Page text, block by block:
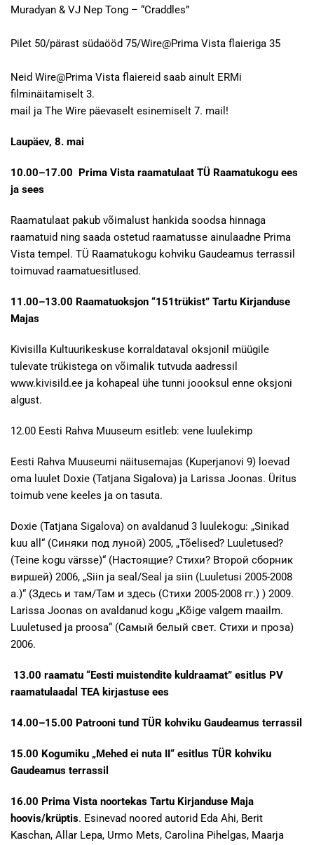
Muradyan & VJ Nep Tong – “Craddles”
Pilet 50/pärast südaööd 75/Wire@Prima Vista flaieriga 35
Neid Wire@Prima Vista flaiereid saab ainult ERMi
filminäitamiselt 3.
mail ja The Wire päevaselt esinemiselt 7. mail!
Laupäev, 8. mai
10.00–17.00 Prima Vista raamatulaat TÜ Raamatukogu ees
ja sees
Raamatulaat pakub võimalust hankida soodsa hinnaga
raamatuid ning saada ostetud raamatusse ainulaadne Prima
Vista tempel. TÜ Raamatukogu kohviku Gaudeamus terrassil
toimuvad raamatuesitlused.
11.00–13.00 Raamatuoksjon “151trükist” Tartu Kirjanduse
Majas
Kivisilla Kultuurikeskuse korraldataval oksjonil müügile
tulevate trükistega on võimalik tutvuda aadressil
www.kivisild.ee ja kohapeal ühe tunni joooksul enne oksjoni
algust.
12.00 Eesti Rahva Muuseum esitleb: vene luulekimp
Eesti Rahva Muuseumi näitusemajas (Kuperjanovi 9) loevad
oma luulet Doxie (Tatjana Sigalova) ja Larissa Joonas. Üritus
toimub vene keeles ja on tasuta.
Doxie (Tatjana Sigalova) on avaldanud 3 luulekogu: „Sinikad
kuu all“ (Синяки под луной) 2005, „Tõelised? Luuletused?
(Teine kogu värsse)“ (Настоящие? Стихи? Второй сборник
виршей) 2006, „Siin ja seal/Seal ja siin (Luuletusi 2005-2008
a.)“ (Здесь и там/Там и здесь (Стихи 2005-2008 гг.) ) 2009.
Larissa Joonas on avaldanud kogu „Kõige valgem maailm.
Luuletused ja proosa“ (Самый белый свет. Стихи и проза)
2006.
13.00 raamatu “Eesti muistendite kuldraamat” esitlus PV
raamatulaadal TEA kirjastuse ees
14.00–15.00 Patrooni tund TÜR kohviku Gaudeamus terrassil
15.00 Kogumiku „Mehed ei nuta II“ esitlus TÜR kohviku
Gaudeamus terrassil
16.00 Prima Vista noortekas Tartu Kirjanduse Maja
hoovis/krüptis. Esinevad noored autorid Eda Ahi, Berit
Kaschan, Allar Lepa, Urmo Mets, Carolina Pihelgas, Maarja